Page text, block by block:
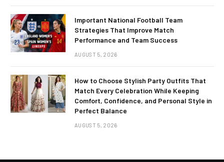
Important National Football Team
Strategies That Improve Match
Performance and Team Success
AUGUST 5, 2026
How to Choose Stylish Party Outfits That
Match Every Celebration While Keeping
Comfort, Confidence, and Personal Style in
Perfect Balance
AUGUST 5, 2026